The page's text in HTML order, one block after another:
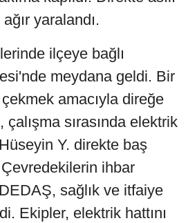
yaralandı.
ilçeye bağlı
meydana geldi. Bir
amacıyla direğe
çalışma sırasında elektrik
Hüseyin Y. direkte baş
Çevredekilerin ihbar
sağlık ve itfaiye
Ekipler, elektrik hattını